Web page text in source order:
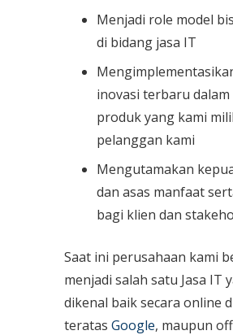
Menjadi role model
di bidang jasa IT
inovasi terbaru dalam
produk yang kami
pelanggan kami
Mengutamakan
dan asas manfaat
bagi klien dan
Saat ini perusahaan kami
menjadi salah satu Jasa IT
dikenal baik secara online
teratas Google, maupun